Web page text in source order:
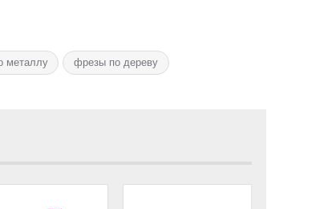
металлу фрезы по дереву